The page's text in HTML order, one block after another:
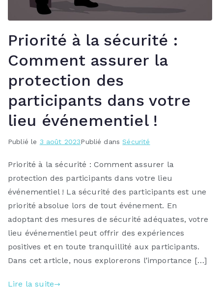
Priorité à la sécurité :
Comment assurer la
protection des
participants dans votre
lieu événementiel !
Publié le 3 août 2023Publié dansSécurité
Priorité à la sécurité : Comment assurer la
protection des participants dans votre lieu
événementiel ! La sécurité des participants est une
priorité absolue lors de tout événement. En
adoptant des mesures de sécurité adéquates, votre
lieu événementiel peut offrir des expériences
positives et en toute tranquillité aux participants.
Dans cet article, nous explorerons l’importance […]
Lire la suite